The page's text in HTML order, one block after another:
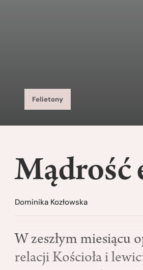
Felietony
Mądrość
Dominika Kozłowska
W zeszłym miesiącu
relacji Kościoła i